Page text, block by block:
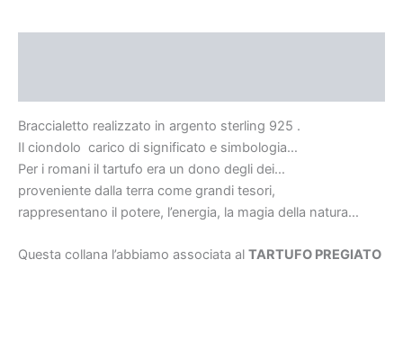
Braccialetto realizzato in argento sterling 925 .
Il ciondolo carico di significato e simbologia…
Per i romani il tartufo era un dono degli dei…
proveniente dalla terra come grandi tesori,
rappresentano il potere, l’energia, la magia della natura…
Questa collana l’abbiamo associata al TARTUFO PREGIATO